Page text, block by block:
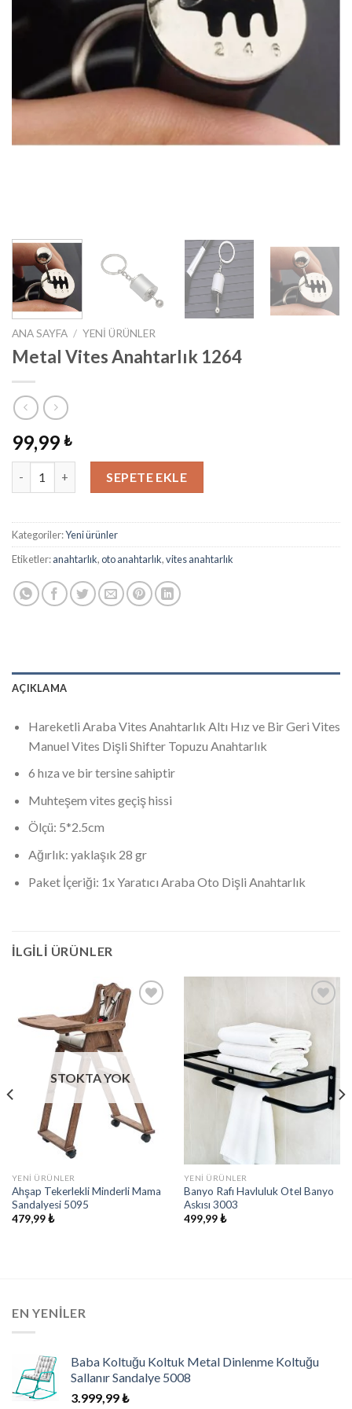
ANA SAYFA / YENI ÜRÜNLER
Metal Vites Anahtarlık 1264
99,99 ₺
SEPETE EKLE
Kategoriler:Yeni ürünler
Etiketler:anahtarlık,oto anahtarlık,vites anahtarlık
AÇIKLAMA
Hareketli Araba Vites Anahtarlık Altı Hız ve Bir Geri Vites
Manuel Vites Dişli Shifter Topuzu Anahtarlık
6 hıza ve bir tersine sahiptir
Muhteşem vites geçiş hissi
Ölçü: 5*2.5cm
Ağırlık: yaklaşık 28 gr
Paket İçeriği: 1x Yaratıcı Araba Oto Dişli Anahtarlık
İLGILI ÜRÜNLER
STOKTA YOK
YENI ÜRÜNLER
Ahşap Tekerlekli Minderli Mama
Sandalyesi 5095
479,99₺
Ekle
YENI ÜRÜNLER
Banyo Rafı Havluluk Otel Banyo
Askısı 3003
499,99₺
EN YENILER
Baba Koltuğu Koltuk Metal Dinlenme Koltuğu
Sallanır Sandalye 5008
3.999,99₺